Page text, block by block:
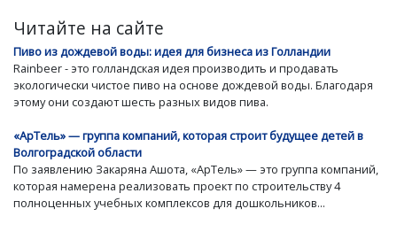
Читайте на сайте
Пиво из дождевой воды: идея для бизнеса из Голландии
Rainbeer - это голландская идея производить и продавать
экологически чистое пиво на основе дождевой воды. Благодаря
этому они создают шесть разных видов пива.
«АрТель» — группа компаний, которая строит будущее детей в
Волгоградской области
По заявлению Закаряна Ашота, «АрТель» — это группа компаний,
которая намерена реализовать проект по строительству 4
полноценных учебных комплексов для дошкольников...